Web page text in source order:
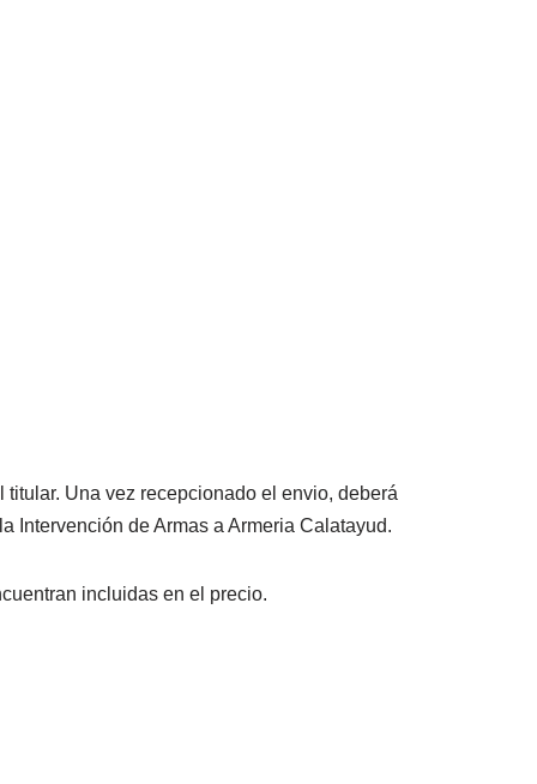
Una vez recepcionado el envio, deberá
Intervención de Armas a Armeria Calatayud.
incluidas en el precio.